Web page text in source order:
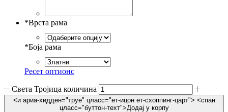
*Врста рама
*Боја рама
Ресет оптионс
Света Тројица количина
<и ариа-хидден="труе" цласс="ет-ицон ет-схоппинг-царт">
цласс="буттон-теxт">Додај у корпу